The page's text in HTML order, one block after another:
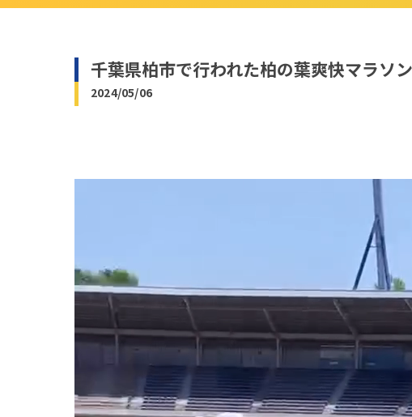
千葉県柏市で行われた柏の葉爽快マラソ
2024/05/06